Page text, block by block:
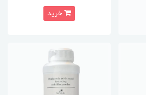
خرید